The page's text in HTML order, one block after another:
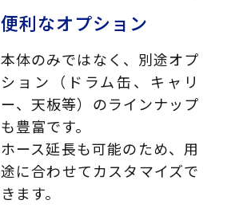
便利なオプション
本体のみではなく、別途オプ
ション（ドラム缶、キャリ
ー、天板等）のラインナップ
も豊富です。
ホース延長も可能のため、用
途に合わせてカスタマイズで
きます。